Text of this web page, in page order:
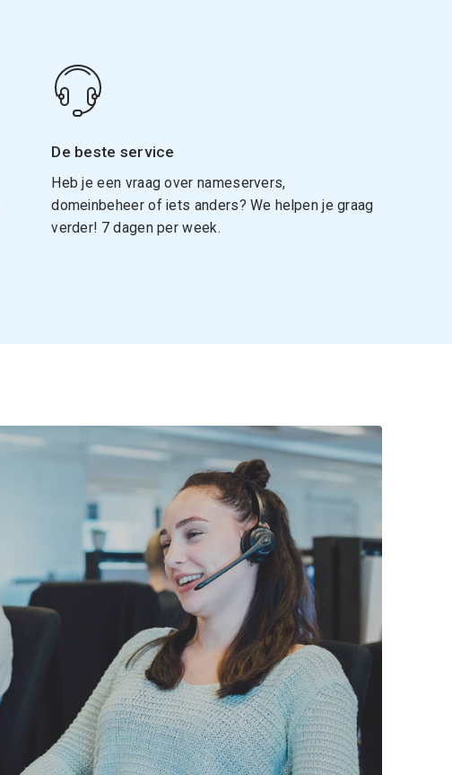
De beste service
Heb je een vraag over nameservers,
domeinbeheer of iets anders? We helpen je graag
verder! 7 dagen per week.